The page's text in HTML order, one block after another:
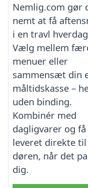
Nemlig.com gør
nemt at få
i en travl
Vælg mellem
menuer eller
sammensæt din
måltidskasse –
uden binding.
Kombinér med
dagligvarer og
leveret direkte til
døren, når det
dig.